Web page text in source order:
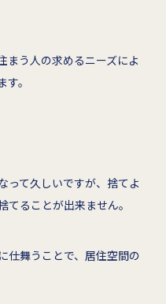
まう人の求めるニーズによ
。
って久しいですが、捨てよ
ることが出来ません。
仕舞うことで、居住空間の